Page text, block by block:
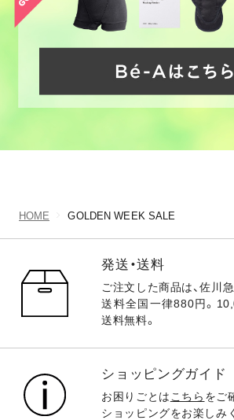
HOME GOLDEN WEEK SALE
発送・送料
ご注文した商品は、佐川急
送料全国一律880円。
送料無料。
ショッピングガイド
お困りごとは こちら をご
ショッピングをお楽しみ